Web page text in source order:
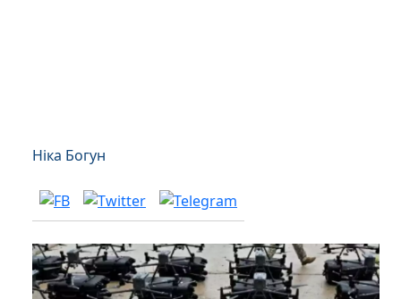
Ніка Богун